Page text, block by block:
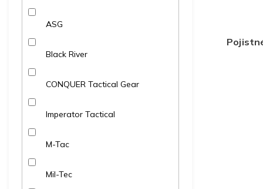
ASG
Black River
CONQUER Tactical Gear
Imperator Tactical
M-Tac
Mil-Tec